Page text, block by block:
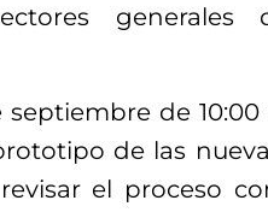
generales
de 10:00
de las
el proceso